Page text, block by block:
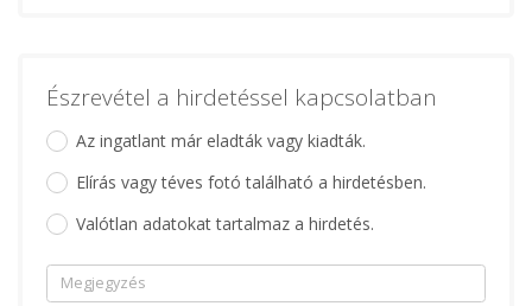
Észrevétel a hirdetéssel kapcsolatban
Az ingatlant már eladták vagy kiadták.
Elírás vagy téves fotó található a hirdetésben.
Valótlan adatokat tartalmaz a hirdetés.